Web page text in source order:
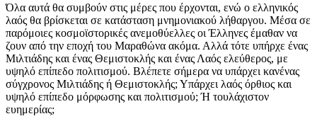
Όλα αυτά θα συμβούν στις μέρες που έρχονται, ενώ ο ελληνικός
λαός θα βρίσκεται σε κατάσταση μνημονιακού λήθαργου. Μέσα σε
παρόμοιες κοσμοϊστορικές ανεμοθύελλες οι Έλληνες έμαθαν να
ζουν από την εποχή του Μαραθώνα ακόμα. Αλλά τότε υπήρχε ένας
Μιλτιάδης και ένας Θεμιστοκλής και ένας Λαός ελεύθερος, με
υψηλό επίπεδο πολιτισμού. Βλέπετε σήμερα να υπάρχει κανένας
σύγχρονος Μιλτιάδης ή Θεμιστοκλής; Υπάρχει λαός όρθιος και
υψηλό επίπεδο μόρφωσης και πολιτισμού; Ή τουλάχιστον
ευημερίας;